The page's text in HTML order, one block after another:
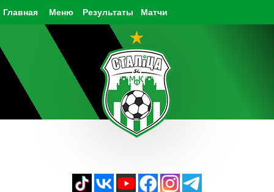
Главная Результаты Матчи
Меню